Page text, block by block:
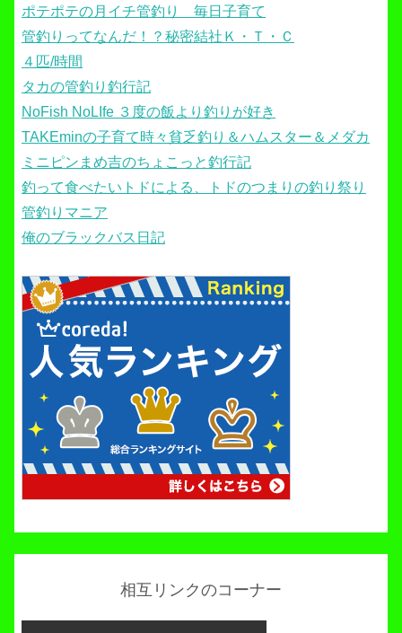
ポテポテの月イチ管釣り 毎日子育て
管釣りってなんだ！？秘密結社Ｋ・Ｔ・Ｃ
４匹/時間
タカの管釣り釣行記
NoFish NoLIfe ３度の飯より釣りが好き
TAKEminの子育て時々貧乏釣り＆ハムスター＆メダカ
ミニピンまめ吉のちょこっと釣行記
釣って食べたいトドによる、トドのつまりの釣り祭り
管釣りマニア
俺のブラックバス日記
相互リンクのコーナー